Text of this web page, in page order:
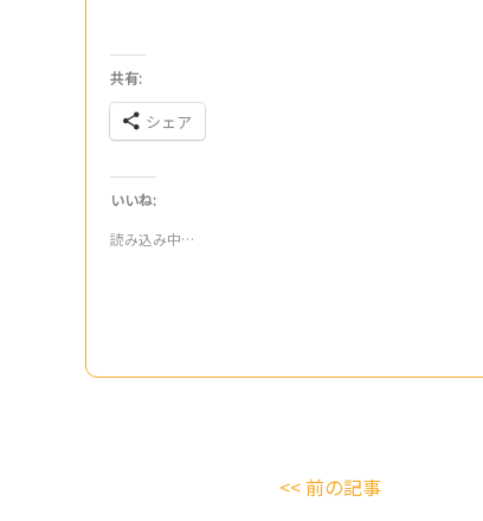
共有:
シェア
いいね:
読み込み中…
<< 前の記事